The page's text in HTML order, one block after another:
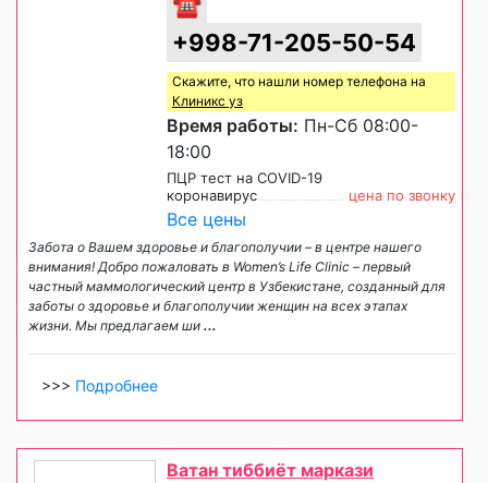
+998-71-205-50-54
Скажите, что нашли номер телефона на
Клиникс уз
Время работы: Пн-Сб 08:00-
18:00
ПЦР тест на COVID-19
коронавирус
цена по звонку
Все цены
Забота о Вашем здоровье и благополучии – в центре нашего
внимания! Добро пожаловать в Women’s Life Clinic – первый
частный маммологический центр в Узбекистане, созданный для
заботы о здоровье и благополучии женщин на всех этапах
жизни. Мы предлагаем ши ...
>>> Подробнее
Ватан тиббиёт маркази